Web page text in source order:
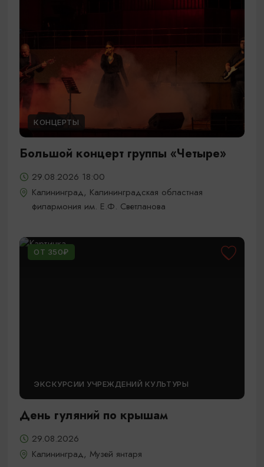
КОНЦЕРТЫ
Большой концерт группы «Четыре»
29.08.2026 18:00
Калининград, Калининградская областная
филармония им. Е.Ф. Светланова
ОТ 350₽
ЭКСКУРСИИ УЧРЕЖДЕНИЙ КУЛЬТУРЫ
День гуляний по крышам
29.08.2026
Калининград, Музей янтаря